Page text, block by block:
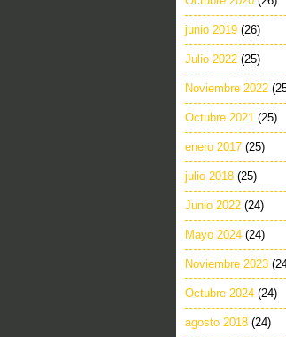
junio 2019 (26)
Julio 2022 (25)
Noviembre 2022
Octubre 2021 (25)
enero 2017 (25)
julio 2018 (25)
Junio 2022 (24)
Mayo 2024 (24)
Noviembre 2023
Octubre 2024 (24)
agosto 2018 (24)